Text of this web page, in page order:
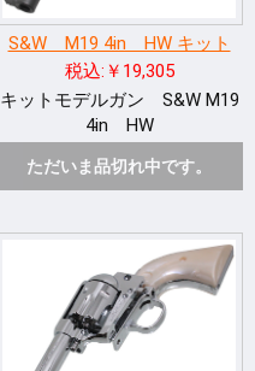
S&W M19 4in HW キット
税込:￥19,305
キットモデルガン S&W M19
4in HW
ただいま品切れ中です。